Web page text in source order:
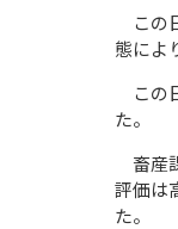
この
態によ
この
た。
畜産
評価は
た。